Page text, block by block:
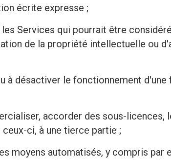
écrite expresse ;
Services qui pourrait être
de la propriété intellectuelle ou
à désactiver le fonctionnement
accorder des sous-
ci, à une tierce partie ;
moyens automatisés, y compris par